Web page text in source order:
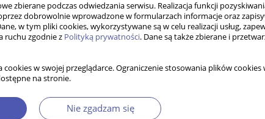
zbierane podczas odwiedzania serwisu. Realizacja funkcji
dobrowolnie wprowadzone w formularzach informacje oraz
w tym pliki cookies, wykorzystywane są w celu realizacji usług,
ruchu zgodnie z Polityką prywatności. Dane są także zbierane i
cookies w swojej przeglądarce. Ograniczenie stosowania plików
na stronie.
Nie zgadzam się